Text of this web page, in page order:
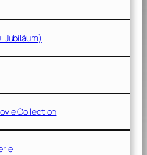
Jubiläum)
Collection